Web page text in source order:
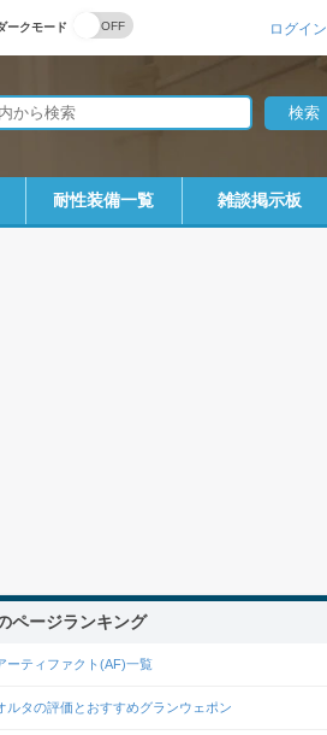
ークモード ログイン
耐性装備一覧 雑談掲示板
ページランキング
ーティファクト(AF)一覧
ルタの評価とおすすめグランウェポン